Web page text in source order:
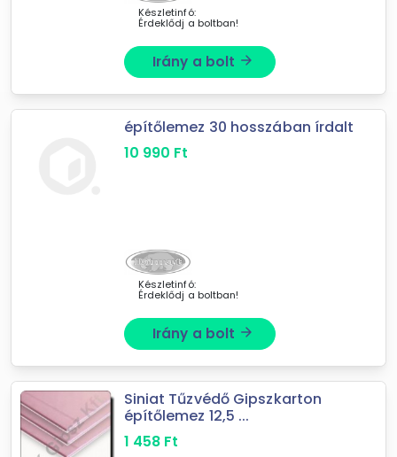
Készletinfó:
Érdeklődj a boltban!
Irány a bolt arrow_forward
építőlemez 30 hosszában írdalt
10 990 Ft
Készletinfó:
Érdeklődj a boltban!
Irány a bolt arrow_forward
Siniat Tűzvédő Gipszkarton
építőlemez 12,5 ...
1 458 Ft